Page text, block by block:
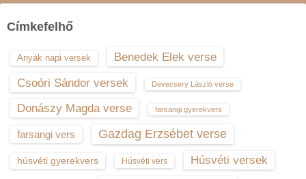
Címkefelhő
Anyák napi versek
Benedek Elek verse
Csoóri Sándor versek
Devecsery László verse
Donászy Magda verse farsangi gyerekvers
farsangi vers Gazdag Erzsébet verse
húsvéti gyerekvers Húsvéti vers Húsvéti versek